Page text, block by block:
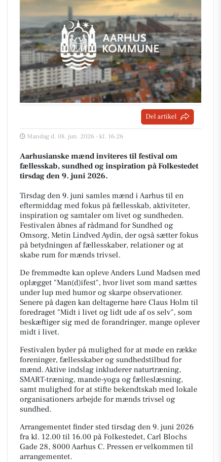
Del artikel
Mandag d. 08. jun. 2026 - kl. 16:26
Aarhusianske mænd inviteres til festival om
fællesskab, sundhed og inspiration på Folkestedet
tirsdag den 9. juni 2026.
Tirsdag den 9. juni samles mænd i Aarhus til en
eftermiddag med fokus på fællesskab, aktiviteter,
inspiration og samtaler om livet og sundheden.
Festivalen åbnes af rådmand for Sundhed og
Omsorg, Metin Lindved Aydin, der også sætter fokus
på betydningen af fællesskaber, relationer og at
skabe rum for mænds trivsel.
De fremmødte kan opleve Anders Lund Madsen med
oplægget "Man(d)ifest", hvor livet som mand sættes
under lup med humor og skarpe observationer.
Senere på dagen kan deltagerne høre Claus Holm til
foredraget "Midt i livet og lidt ude af os selv", som
beskæftiger sig med de forandringer, mange oplever
midt i livet.
Festivalen byder på mulighed for at møde en række
foreninger, fællesskaber og sundhedstilbud for
mænd. Aktive indslag inkluderer naturtræning,
SMART-træning, mande-yoga og fælleslæsning,
samt mulighed for at stifte bekendtskab med lokale
organisationers arbejde for mænds trivsel og
sundhed.
Arrangementet finder sted tirsdag den 9. juni 2026
fra kl. 12.00 til 16.00 på Folkestedet, Carl Blochs
Gade 28, 8000 Aarhus C. Pressen er velkommen til
arrangementet.